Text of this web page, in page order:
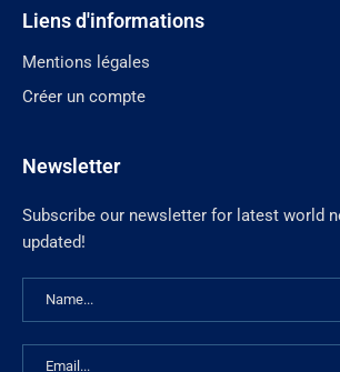
Liens d'informations
Mentions légales
Créer un compte
Newsletter
Subscribe our newsletter for latest world
updated!